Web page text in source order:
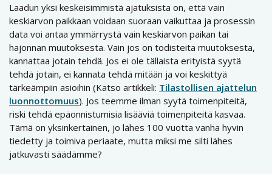
Laadun yksi keskeisimmistä ajatuksista on, että vain
keskiarvon paikkaan voidaan suoraan vaikuttaa ja prosessin
data voi antaa ymmärrystä vain keskiarvon paikan tai
hajonnan muutoksesta. Vain jos on todisteita muutoksesta,
kannattaa jotain tehdä. Jos ei ole tällaista erityistä syytä
tehdä jotain, ei kannata tehdä mitään ja voi keskittyä
tärkeämpiin asioihin (Katso artikkeli: Tilastollisen ajattelun
luonnottomuus). Jos teemme ilman syytä toimenpiteitä,
riski tehdä epäonnistumisia lisääviä toimenpiteitä kasvaa.
Tämä on yksinkertainen, jo lähes 100 vuotta vanha hyvin
tiedetty ja toimiva periaate, mutta miksi me silti lähes
jatkuvasti säädämme?